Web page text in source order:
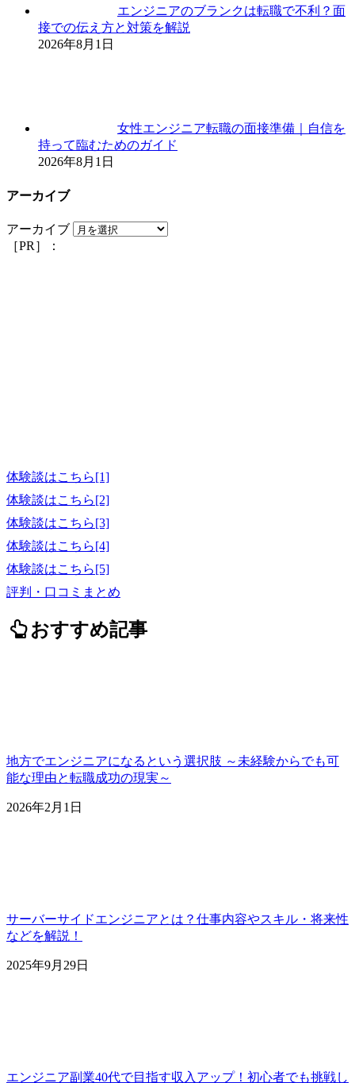
エンジニアのブランクは転職で不利？面
接での伝え方と対策を解説
2026年8月1日
女性エンジニア転職の面接準備｜自信を
持って臨むためのガイド
2026年8月1日
アーカイブ
アーカイブ
［PR］：
体験談はこちら[1]
体験談はこちら[2]
体験談はこちら[3]
体験談はこちら[4]
体験談はこちら[5]
評判・口コミまとめ
おすすめ記事
地方でエンジニアになるという選択肢 ～未経験からでも可
能な理由と転職成功の現実～
2026年2月1日
サーバーサイドエンジニアとは？仕事内容やスキル・将来性
などを解説！
2025年9月29日
エンジニア副業40代で目指す収入アップ！初心者でも挑戦し